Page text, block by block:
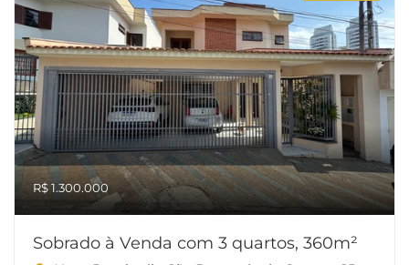
R$ 1.300.000
Sobrado à Venda com 3 quartos, 360m²